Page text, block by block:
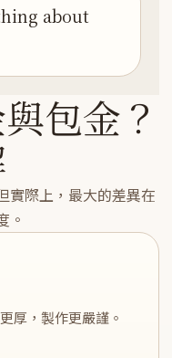
about
包金？
實際上，最大的差異在
。
厚，製作更嚴謹。